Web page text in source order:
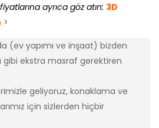
ayrıca göz atın: 3D
>
(ev yapımı ve inşaat) bizden
ekstra masraf gerektiren
geliyoruz, konaklama ve
için sizlerden hiçbir